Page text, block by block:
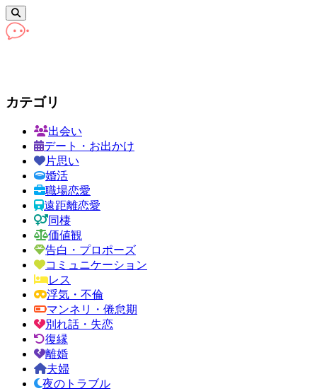
カテゴリ
出会い
デート・お出かけ
片思い
婚活
職場恋愛
遠距離恋愛
同棲
価値観
告白・プロポーズ
コミュニケーション
レス
浮気・不倫
マンネリ・倦怠期
別れ話・失恋
復縁
離婚
夫婦
夜のトラブル